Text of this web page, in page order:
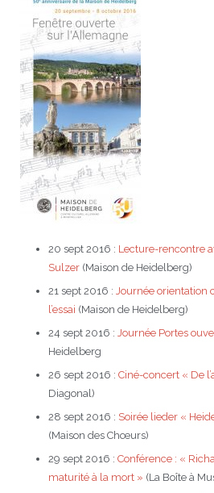
20 sept 2016 : Lecture-rencontre
Sulzer (Maison de Heidelberg)
21 sept 2016 : Journée orientation
l’essai (Maison de Heidelberg)
24 sept 2016 : Journée Portes
Heidelberg
26 sept 2016 : Ciné-concert « De
Diagonal)
28 sept 2016 : Soirée lieder «
(Maison des Chœurs)
29 sept 2016 : Conférence : «
maturité à la mort » (La Boîte à